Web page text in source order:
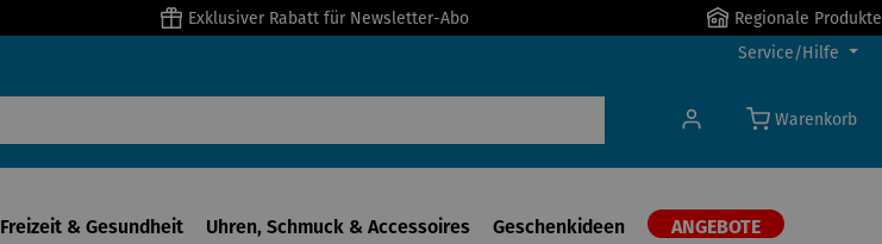
Exklusiver Rabatt für Newsletter-Abo
Regionale Produkte
Service/Hilfe
Warenkorb
Freizeit & Gesundheit Uhren, Schmuck & Accessoires Geschenkideen ANGEBOTE